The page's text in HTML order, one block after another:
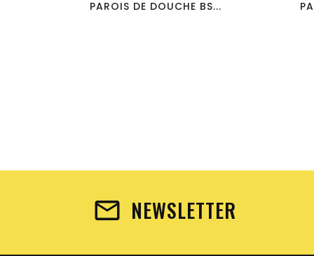
PAROIS DE DOUCHE BS...
NEWSLETTER